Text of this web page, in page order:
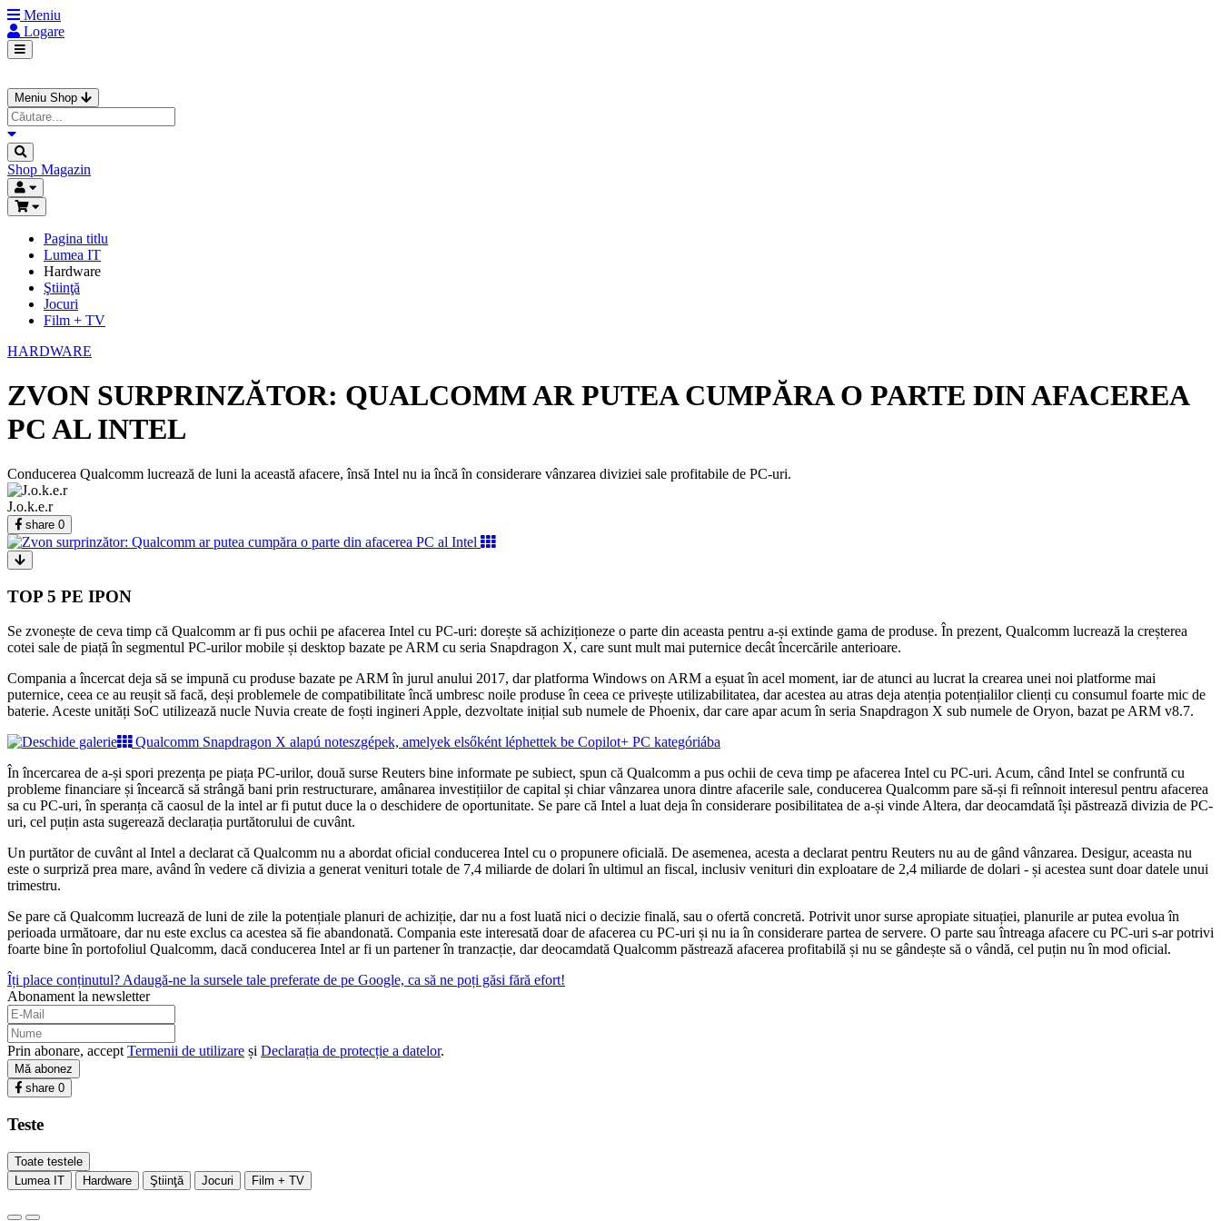
Meniu
Logare
Meniu Shop
Shop Magazin
Pagina titlu
Lumea IT
Hardware
Ştiinţă
Jocuri
Film + TV
HARDWARE
ZVON SURPRINZĂTOR: QUALCOMM AR PUTEA CUMPĂRA O PARTE DIN AFACEREA
PC AL INTEL
Conducerea Qualcomm lucrează de luni la această afacere, însă Intel nu ia încă în considerare vânzarea diviziei sale profitabile de PC-uri.
J.o.k.e.r
share 0
TOP 5 PE IPON
Se zvonește de ceva timp că Qualcomm ar fi pus ochii pe afacerea Intel cu PC-uri: dorește să achiziționeze o parte din aceasta pentru a-și extinde gama de produse. În prezent, Qualcomm lucrează la creșterea
cotei sale de piață în segmentul PC-urilor mobile și desktop bazate pe ARM cu seria Snapdragon X, care sunt mult mai puternice decât încercările anterioare.
Compania a încercat deja să se impună cu produse bazate pe ARM în jurul anului 2017, dar platforma Windows on ARM a eșuat în acel moment, iar de atunci au lucrat la crearea unei noi platforme mai
puternice, ceea ce au reușit să facă, deși problemele de compatibilitate încă umbresc noile produse în ceea ce privește utilizabilitatea, dar acestea au atras deja atenția potențialilor clienți cu consumul foarte mic de
baterie. Aceste unități SoC utilizează nucle Nuvia create de foști ingineri Apple, dezvoltate inițial sub numele de Phoenix, dar care apar acum în seria Snapdragon X sub numele de Oryon, bazat pe ARM v8.7.
Qualcomm Snapdragon X alapú noteszgépek, amelyek elsőként léphettek be Copilot+ PC kategóriába
În încercarea de a-și spori prezența pe piața PC-urilor, două surse Reuters bine informate pe subiect, spun că Qualcomm a pus ochii de ceva timp pe afacerea Intel cu PC-uri. Acum, când Intel se confruntă cu
probleme financiare și încearcă să strângă bani prin restructurare, amânarea investițiilor de capital și chiar vânzarea unora dintre afacerile sale, conducerea Qualcomm pare să-și fi reînnoit interesul pentru afacerea
sa cu PC-uri, în speranța că caosul de la intel ar fi putut duce la o deschidere de oportunitate. Se pare că Intel a luat deja în considerare posibilitatea de a-și vinde Altera, dar deocamdată își păstrează divizia de PC-
uri, cel puțin asta sugerează declarația purtătorului de cuvânt.
Un purtător de cuvânt al Intel a declarat că Qualcomm nu a abordat oficial conducerea Intel cu o propunere oficială. De asemenea, acesta a declarat pentru Reuters nu au de gând vânzarea. Desigur, aceasta nu
este o surpriză prea mare, având în vedere că divizia a generat venituri totale de 7,4 miliarde de dolari în ultimul an fiscal, inclusiv venituri din exploatare de 2,4 miliarde de dolari - și acestea sunt doar datele unui
trimestru.
Se pare că Qualcomm lucrează de luni de zile la potențiale planuri de achiziție, dar nu a fost luată nici o decizie finală, sau o ofertă concretă. Potrivit unor surse apropiate situației, planurile ar putea evolua în
perioada următoare, dar nu este exclus ca acestea să fie abandonată. Compania este interesată doar de afacerea cu PC-uri și nu ia în considerare partea de servere. O parte sau întreaga afacere cu PC-uri s-ar potrivi
foarte bine în portofoliul Qualcomm, dacă conducerea Intel ar fi un partener în tranzacție, dar deocamdată Qualcomm păstrează afacerea profitabilă și nu se gândește să o vândă, cel puțin nu în mod oficial.
Îți place conținutul? Adaugă-ne la sursele tale preferate de pe Google, ca să ne poți găsi fără efort!
Abonament la newsletter
Prin abonare, accept Termenii de utilizare și Declarația de protecție a datelor.
Mă abonez
share 0
Teste
Toate testele
Lumea IT
Hardware Ştiinţă Jocuri Film + TV